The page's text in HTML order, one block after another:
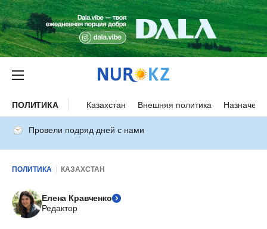
ПОЛИТИКА Казахстан Внешняя политика
Провели подряд дней с нами
ПОЛИТИКА КАЗАХСТАН
Елена Кравченко
Редактор